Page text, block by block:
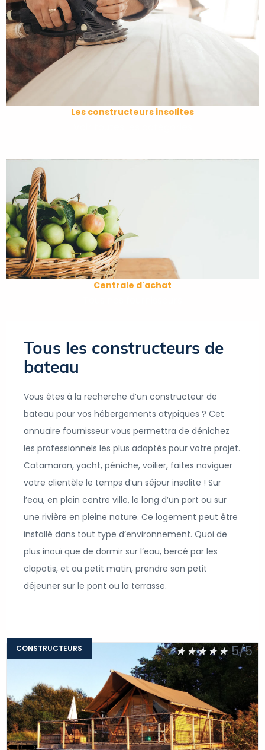
Les constructeurs insolites
Centrale d'achat
Tous les constructeurs de
bateau
Vous êtes à la recherche d’un constructeur de
bateau pour vos hébergements atypiques ? Cet
annuaire fournisseur vous permettra de dénichez
les professionnels les plus adaptés pour votre projet.
Catamaran, yacht, péniche, voilier, faites naviguer
votre clientèle le temps d’un séjour insolite ! Sur
l’eau, en plein centre ville, le long d’un port ou sur
une rivière en pleine nature. Ce logement peut être
installé dans tout type d’environnement. Quoi de
plus inouï que de dormir sur l’eau, bercé par les
clapotis, et au petit matin, prendre son petit
déjeuner sur le pont ou la terrasse.
★★★★★ 5/5
CONSTRUCTEURS